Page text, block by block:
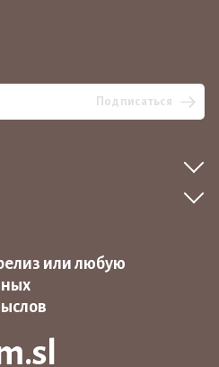
Подписаться
или любую